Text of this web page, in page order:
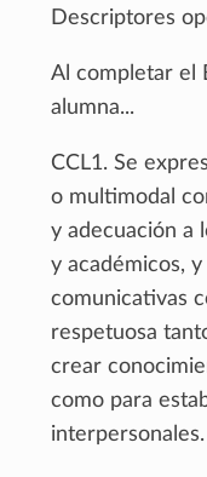
Descriptores
Al completar el
alumna...
CCL1. Se
o multimodal
y adecuación a
y académicos,
comunicativas
respetuosa
crear
como para
interpersonales.